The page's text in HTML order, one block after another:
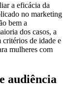
a eficácia da
no marketing
bem a
dos casos, a
critérios de idade e
mulheres com
audiência